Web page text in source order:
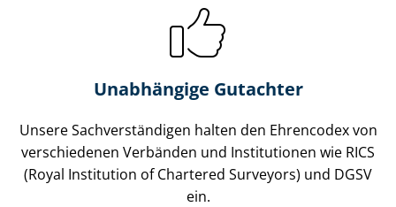
Unabhängige Gutachter
Unsere Sach­ver­stän­di­gen halten den Ehrencodex von
verschiedenen Verbänden und Institutionen wie RICS
(Royal Institution of Chartered Surveyors) und DGSV
ein.